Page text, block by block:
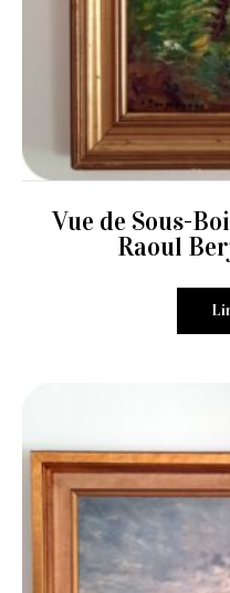
Vue de Sous-
Raoul